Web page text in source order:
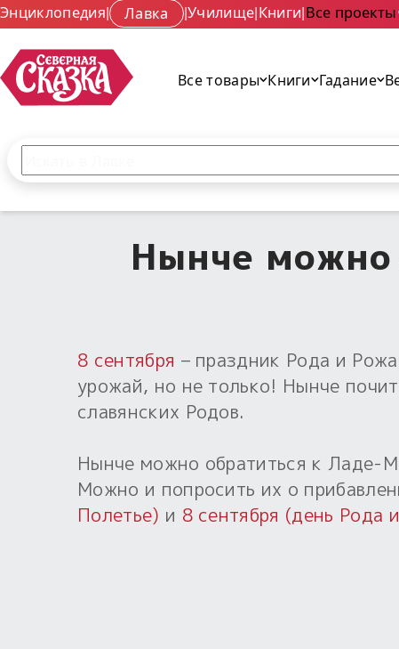
Энциклопедия| Лавка |Училище|Книги|Все проекты
Все товары Книги Гадание
Нынче можно
8 сентября – праздник Рода и
урожай, но не только! Нынче
славянских Родов.
Нынче можно обратиться к Ладе-
Можно и попросить их о
Полетье) и 8 сентября (день Рода